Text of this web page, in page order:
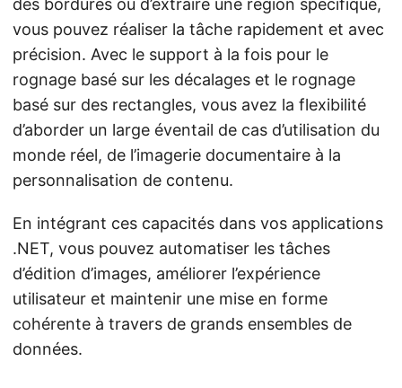
des bordures ou d’extraire une région spécifique,
vous pouvez réaliser la tâche rapidement et avec
précision. Avec le support à la fois pour le
rognage basé sur les décalages et le rognage
basé sur des rectangles, vous avez la flexibilité
d’aborder un large éventail de cas d’utilisation du
monde réel, de l’imagerie documentaire à la
personnalisation de contenu.
En intégrant ces capacités dans vos applications
.NET, vous pouvez automatiser les tâches
d’édition d’images, améliorer l’expérience
utilisateur et maintenir une mise en forme
cohérente à travers de grands ensembles de
données.